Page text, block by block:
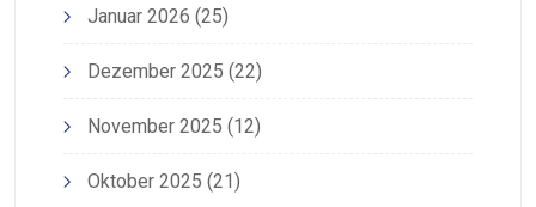
Januar 2026 (25)
Dezember 2025 (22)
November 2025 (12)
Oktober 2025 (21)